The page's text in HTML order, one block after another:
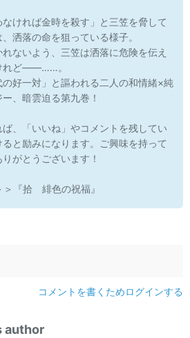
なければ金時を殺す」と三笠を脅して
洒落の命を狙っている様子。
ないよう、三笠は洒落に危険を伝え
れど――……。
好一対」と謳われる二人の和情緒×純
、暗雲迫る第九巻！
、「いいね」やコメントを残してい
ると励みになります。ご興味を持って
がとうございます！
『拾 緋色の祝福』
コメントを書くためログインする
author